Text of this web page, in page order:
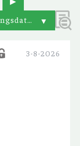
Plaatsingsdatum
▼
3-8-2026